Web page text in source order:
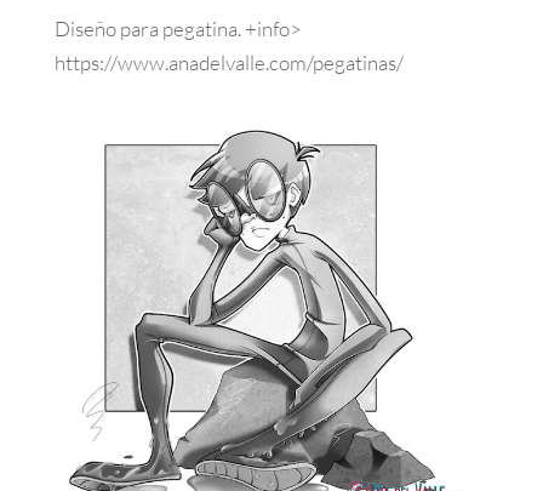
Diseño para pegatina. +info>
https://www.anadelvalle.com/pegatinas/